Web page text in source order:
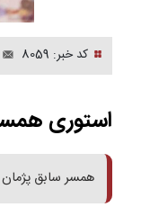
کد خبر: 8059
استوری
همسر سابق پژمان